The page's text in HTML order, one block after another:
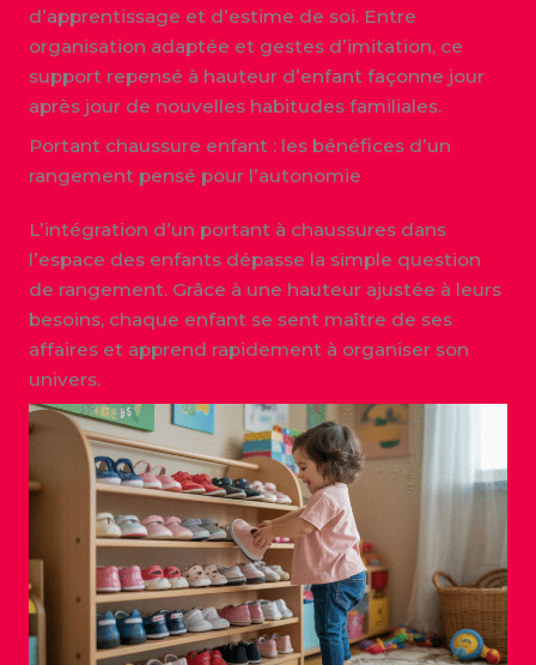
d’apprentissage et d’estime de soi. Entre
organisation adaptée et gestes d’imitation, ce
support repensé à hauteur d’enfant façonne jour
après jour de nouvelles habitudes familiales.
Portant chaussure enfant : les bénéfices d’un
rangement pensé pour l’autonomie
L’intégration d’un portant à chaussures dans
l’espace des enfants dépasse la simple question
de rangement. Grâce à une hauteur ajustée à leurs
besoins, chaque enfant se sent maître de ses
affaires et apprend rapidement à organiser son
univers.